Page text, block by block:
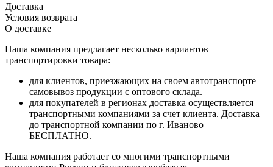
Доставка
Условия возврата
О доставке
Наша компания предлагает несколько вариантов
транспортировки товара:
для клиентов, приезжающих на своем автотранспорте –
самовывоз продукции с оптового склада.
для покупателей в регионах доставка осуществляется
транспортными компаниями за счет клиента. Доставка
до транспортной компании по г. Иваново –
БЕСПЛАТНО.
Наша компания работает со многими транспортными